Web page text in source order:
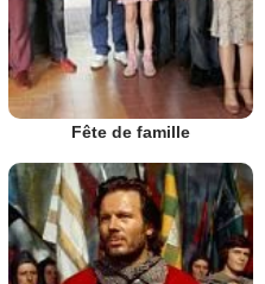
Fête de famille